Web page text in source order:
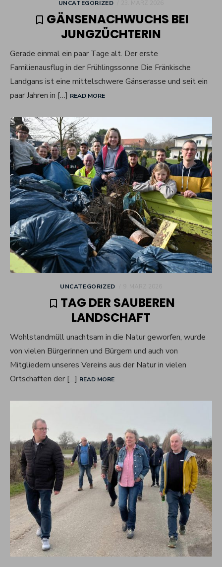
UNCATEGORIZED
GÄNSENACHWUCHS BEI
JUNGZÜCHTERIN
Gerade einmal ein paar Tage alt. Der erste
Familienausflug in der Frühlingssonne Die Fränkische
Landgans ist eine mittelschwere Gänserasse und seit ein
paar Jahren in […] READ MORE
UNCATEGORIZED
TAG DER SAUBEREN
LANDSCHAFT
Wohlstandmüll unachtsam in die Natur geworfen, wurde
von vielen Bürgerinnen und Bürgern und auch von
Mitgliedern unseres Vereins aus der Natur in vielen
Ortschaften der […] READ MORE